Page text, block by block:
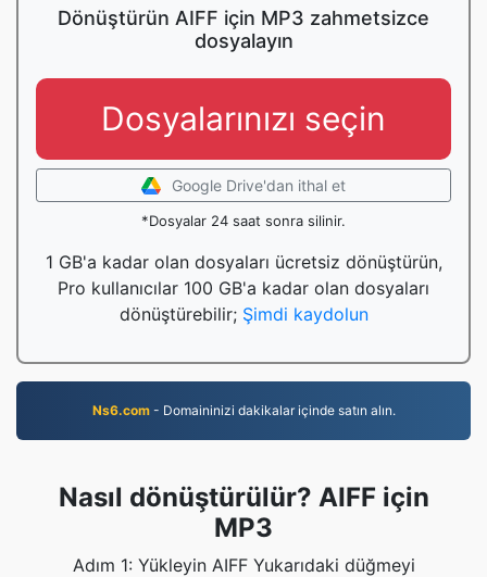
Dönüştürün AIFF için MP3 zahmetsizce
dosyalayın
Dosyalarınızı seçin
Google Drive'dan ithal et
*Dosyalar 24 saat sonra silinir.
1 GB'a kadar olan dosyaları ücretsiz dönüştürün,
Pro kullanıcılar 100 GB'a kadar olan dosyaları
dönüştürebilir; Şimdi kaydolun
Ns6.com- Domaininizi dakikalar içinde satın alın.
Nasıl dönüştürülür? AIFF için
MP3
Adım 1: Yükleyin AIFF Yukarıdaki düğmeyi